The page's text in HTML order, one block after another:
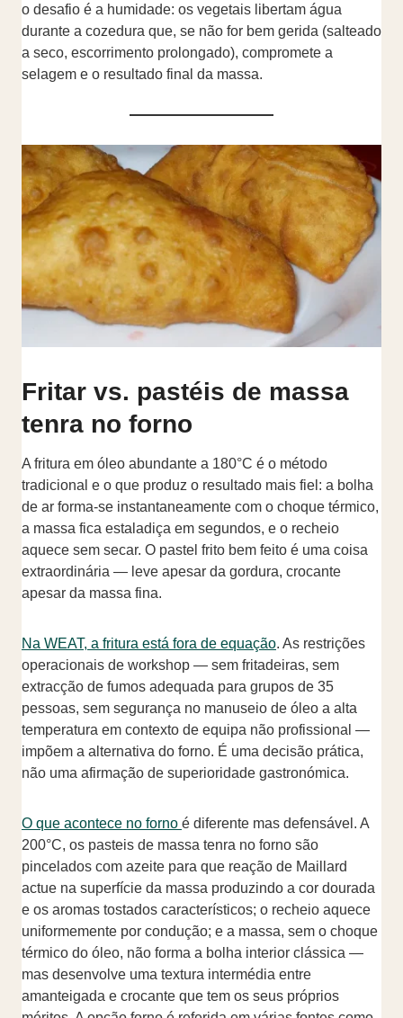
o desafio é a humidade: os vegetais libertam água
durante a cozedura que, se não for bem gerida (salteado
a seco, escorrimento prolongado), compromete a
selagem e o resultado final da massa.
Fritar vs. pastéis de massa
tenra no forno
A fritura em óleo abundante a 180°C é o método
tradicional e o que produz o resultado mais fiel: a bolha
de ar forma-se instantaneamente com o choque térmico,
a massa fica estaladiça em segundos, e o recheio
aquece sem secar. O pastel frito bem feito é uma coisa
extraordinária — leve apesar da gordura, crocante
apesar da massa fina.
Na WEAT, a fritura está fora de equação. As restrições
operacionais de workshop — sem fritadeiras, sem
extracção de fumos adequada para grupos de 35
pessoas, sem segurança no manuseio de óleo a alta
temperatura em contexto de equipa não profissional —
impõem a alternativa do forno. É uma decisão prática,
não uma afirmação de superioridade gastronómica.
O que acontece no forno é diferente mas defensável. A
200°C, os pasteis de massa tenra no forno são
pincelados com azeite para que reação de Maillard
actue na superfície da massa produzindo a cor dourada
e os aromas tostados característicos; o recheio aquece
uniformemente por condução; e a massa, sem o choque
térmico do óleo, não forma a bolha interior clássica —
mas desenvolve uma textura intermédia entre
amanteigada e crocante que tem os seus próprios